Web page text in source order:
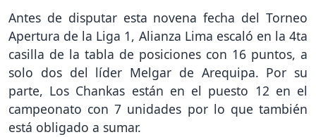
Antes de disputar esta novena fecha del Torneo
Apertura de la Liga 1, Alianza Lima escaló en la 4ta
casilla de la tabla de posiciones con 16 puntos, a
solo dos del líder Melgar de Arequipa. Por su
parte, Los Chankas están en el puesto 12 en el
campeonato con 7 unidades por lo que también
está obligado a sumar.